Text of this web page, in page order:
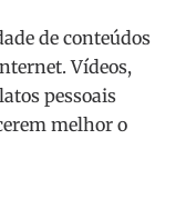
de conteúdos
Vídeos,
pessoais
melhor o